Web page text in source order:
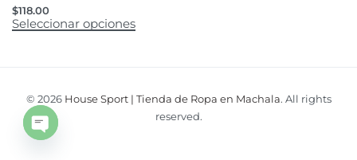
$118.00
Seleccionar opciones
© 2026 House Sport | Tienda de Ropa en Machala. All rights
reserved.
Open